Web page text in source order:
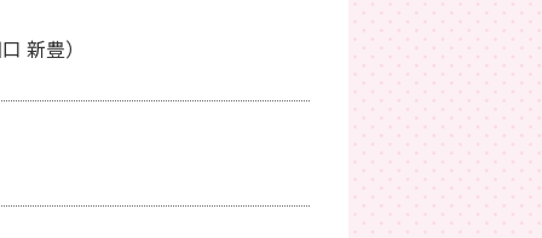
新豊）